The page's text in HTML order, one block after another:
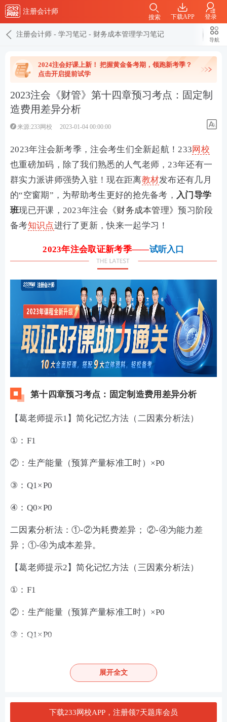
注册会计师
下载APP 登录
搜索
注册会计师 - 学习笔记 - 财务成本管理学习笔记
导航
2024注会好课上新！ 把握黄金备考期，领跑新考季？
点击开启提前试学
2023注会《财管》第十四章预习考点：固定制
造费用差异分析
来源:233网校 2023-01-04 00:00:00
2023年注会新考季，注会考生们全新起航！233网校
也重磅加码，除了我们熟悉的人气老师，23年还有一
群实力派讲师强势入驻！现在距离教材发布还有几月
的“空窗期”，为帮助考生更好的抢先备考， 入门导学
班现已开课，2023年注会 《财务成本管理》预习阶段
备考知识点进行了更新，快来一起学习！
2023年注会取证新考季——试听入口
第十四章预习考点：固定制造费用差异分析
【葛老师提示1】简化记忆方法（二因素分析法）
①：F1
②：生产能量（预算产量标准工时）×P0
③：Q1×P0
④：Q0×P0
二因素分析法：①-②为耗费差异； ②-④为能力差
异；①-④为成本差异。
【葛老师提示2】简化记忆方法（三因素分析法）
①：F1
②：生产能量（预算产量标准工时）×P0
③：Q1×P0
三因素分析法：①-②为耗费差异；②-③为闲置能量
【总结】由上述可知，用到的价格都是P0，因此只用
展开全文
下载233网校APP，注册领7天题库会员